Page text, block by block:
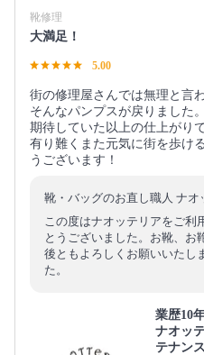
靴修理
大満足！
5.00
街の修理屋さんでは無理と言
そんなパンプスが戻りました。
期待していた以上の仕上がり
有り難くまた元気に街を歩け
うございます！
靴・バッグのお直し職人 ナオ
この度はナオッテリアをご利
とうございました。お靴、お
後ともよろしくお願いいたし
た。
業歴10
ナオッ
テナン